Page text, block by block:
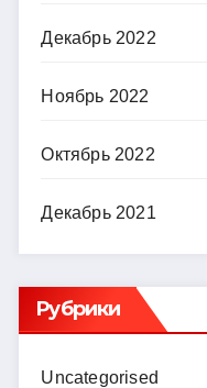
Декабрь 2022
Ноябрь 2022
Октябрь 2022
Декабрь 2021
Рубрики
Uncategorised